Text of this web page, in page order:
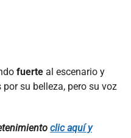
fuerte al escenario y
su belleza, pero su voz
clic aquí y